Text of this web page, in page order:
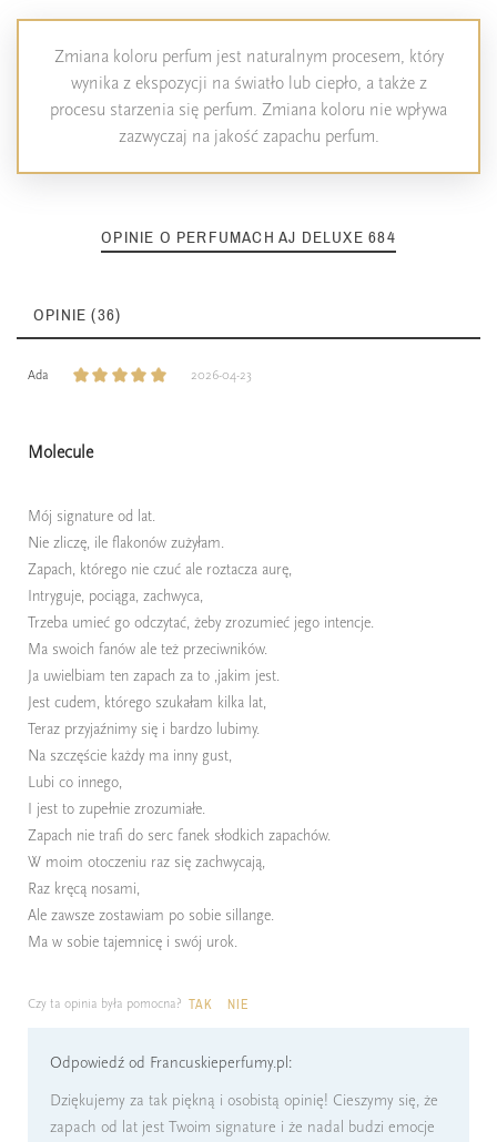
Zmiana koloru perfum jest naturalnym procesem, który
wynika z ekspozycji na światło lub ciepło, a także z
procesu starzenia się perfum. Zmiana koloru nie wpływa
zazwyczaj na jakość zapachu perfum.
OPINIE O PERFUMACH AJ DELUXE 684
OPINIE (36)
Ada 2026-04-23
Molecule
Mój signature od lat.
Nie zliczę, ile flakonów zużyłam.
Zapach, którego nie czuć ale roztacza aurę,
Intryguje, pociąga, zachwyca,
Trzeba umieć go odczytać, żeby zrozumieć jego intencje.
Ma swoich fanów ale też przeciwników.
Ja uwielbiam ten zapach za to ,jakim jest.
Jest cudem, którego szukałam kilka lat,
Teraz przyjaźnimy się i bardzo lubimy.
Na szczęście każdy ma inny gust,
Lubi co innego,
I jest to zupełnie zrozumiałe.
Zapach nie trafi do serc fanek słodkich zapachów.
W moim otoczeniu raz się zachwycają,
Raz kręcą nosami,
Ale zawsze zostawiam po sobie sillange.
Ma w sobie tajemnicę i swój urok.
Czy ta opinia była pomocna? TAK NIE
Odpowiedź od Francuskieperfumy.pl:
Dziękujemy za tak piękną i osobistą opinię! Cieszymy się, że
zapach od lat jest Twoim signature i że nadal budzi emocje